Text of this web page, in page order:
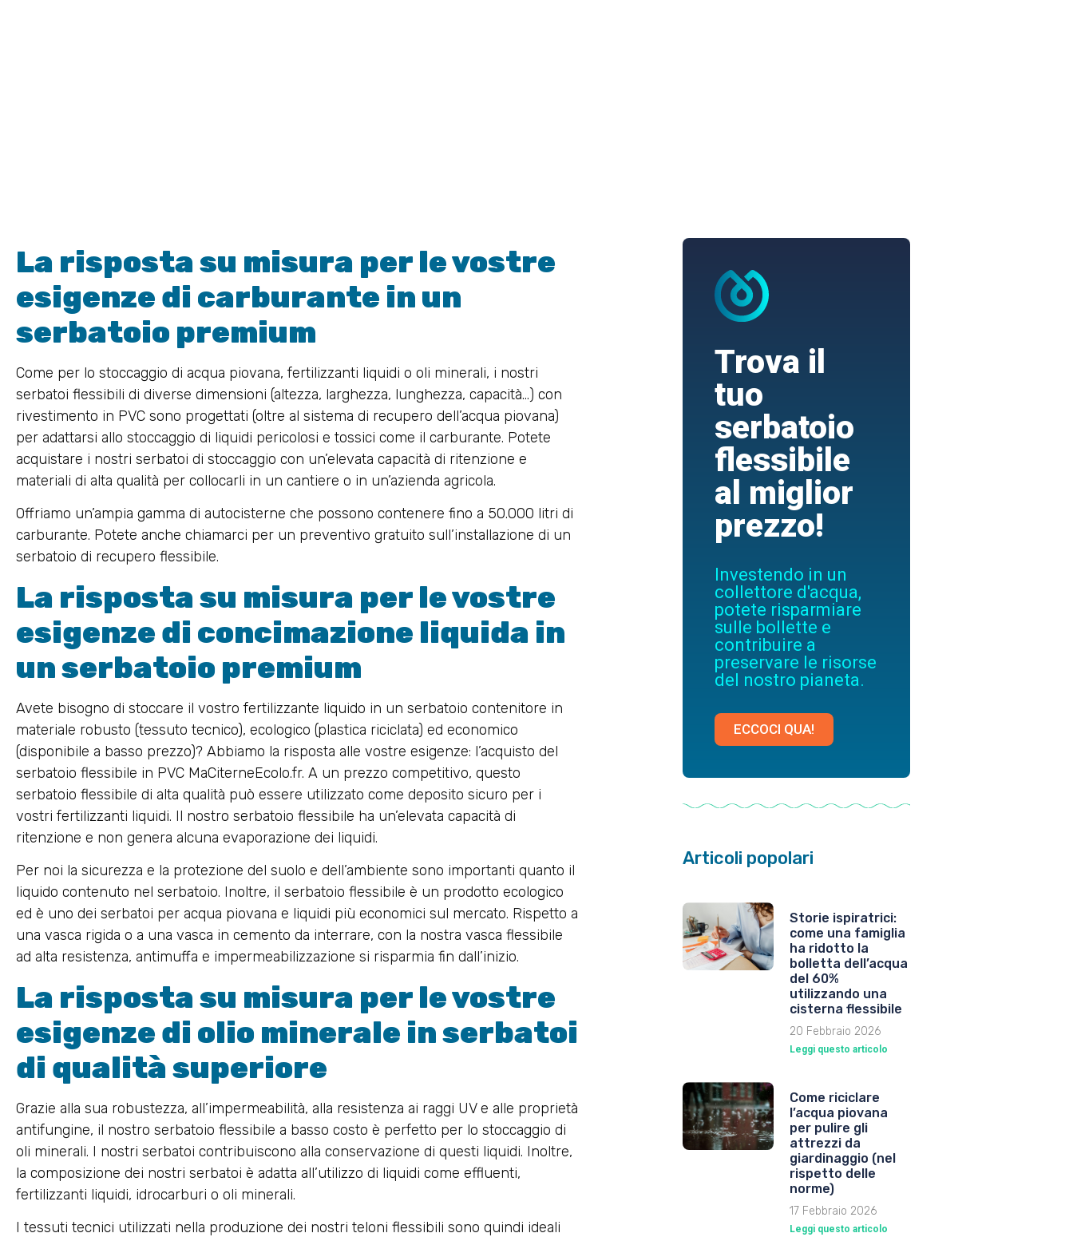
La risposta su misura per le vostre
esigenze di carburante in un
serbatoio premium
Come per lo stoccaggio di acqua piovana, fertilizzanti liquidi o oli minerali, i nostri
serbatoi flessibili di diverse dimensioni (altezza, larghezza, lunghezza, capacità…) con
rivestimento in PVC sono progettati (oltre al sistema di recupero dell’acqua piovana)
per adattarsi allo stoccaggio di liquidi pericolosi e tossici come il carburante. Potete
acquistare i nostri serbatoi di stoccaggio con un’elevata capacità di ritenzione e
materiali di alta qualità per collocarli in un cantiere o in un’azienda agricola.
Offriamo un’ampia gamma di autocisterne che possono contenere fino a 50.000 litri di
carburante. Potete anche chiamarci per un preventivo gratuito sull’installazione di un
serbatoio di recupero flessibile.
La risposta su misura per le vostre
esigenze di concimazione liquida in
un serbatoio premium
Avete bisogno di stoccare il vostro fertilizzante liquido in un serbatoio contenitore in
materiale robusto (tessuto tecnico), ecologico (plastica riciclata) ed economico
(disponibile a basso prezzo)? Abbiamo la risposta alle vostre esigenze: l’acquisto del
serbatoio flessibile in PVC MaCiterneEcolo.fr. A un prezzo competitivo, questo
serbatoio flessibile di alta qualità può essere utilizzato come deposito sicuro per i
vostri fertilizzanti liquidi. Il nostro serbatoio flessibile ha un’elevata capacità di
ritenzione e non genera alcuna evaporazione dei liquidi.
Per noi la sicurezza e la protezione del suolo e dell’ambiente sono importanti quanto il
liquido contenuto nel serbatoio. Inoltre, il serbatoio flessibile è un prodotto ecologico
ed è uno dei serbatoi per acqua piovana e liquidi più economici sul mercato. Rispetto a
una vasca rigida o a una vasca in cemento da interrare, con la nostra vasca flessibile
ad alta resistenza, antimuffa e impermeabilizzazione si risparmia fin dall’inizio.
La risposta su misura per le vostre
esigenze di olio minerale in serbatoi
di qualità superiore
Grazie alla sua robustezza, all’impermeabilità, alla resistenza ai raggi UV e alle proprietà
antifungine, il nostro serbatoio flessibile a basso costo è perfetto per lo stoccaggio di
oli minerali. I nostri serbatoi contribuiscono alla conservazione di questi liquidi. Inoltre,
la composizione dei nostri serbatoi è adatta all’utilizzo di liquidi come effluenti,
fertilizzanti liquidi, idrocarburi o oli minerali.
I tessuti tecnici utilizzati nella produzione dei nostri teloni flessibili sono quindi ideali
Trova il
tuo
serbatoio
flessibile
al miglior
prezzo!
Investendo in un
collettore d'acqua,
potete risparmiare
sulle bollette e
contribuire a
preservare le risorse
del nostro pianeta.
ECCOCI QUA!
Articoli popolari
Storie ispiratrici:
come una famiglia
ha ridotto la
bolletta dell’acqua
del 60%
utilizzando una
cisterna flessibile
20 Febbraio 2026
Leggi questo articolo
Come riciclare
l’acqua piovana
per pulire gli
attrezzi da
giardinaggio (nel
rispetto delle
norme)
17 Febbraio 2026
Leggi questo articolo